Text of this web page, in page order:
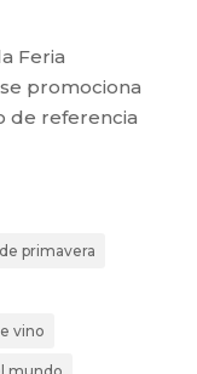
Feria
promociona
de referencia
primavera
vino